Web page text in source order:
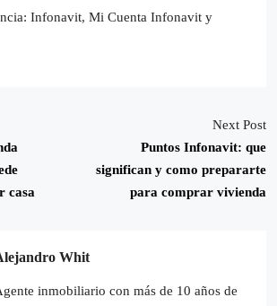
Infonavit, Mi Cuenta Infonavit y
casa
Next Post
Puntos Infonavit: que
significan y como prepararte
para comprar vivienda
Whit
inmobiliario con más de 10 años de